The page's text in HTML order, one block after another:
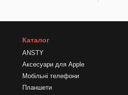
Каталог
ANSTY
Аксесуари для Apple
Мобільні телефони
Планшети